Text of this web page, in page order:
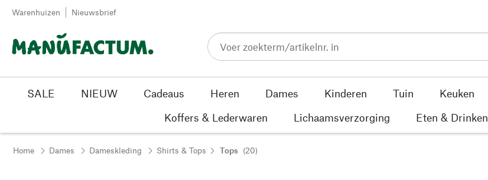
Passer au contenu
Warenhuizen Nieuwsbrief
SALE NIEUW Cadeaus Heren Dames Kinderen Tuin Keuken
Koffers & Lederwaren
Lichaamsverzorging Eten & Drinken
Home Dames Dameskleding Shirts & Tops Tops (20)